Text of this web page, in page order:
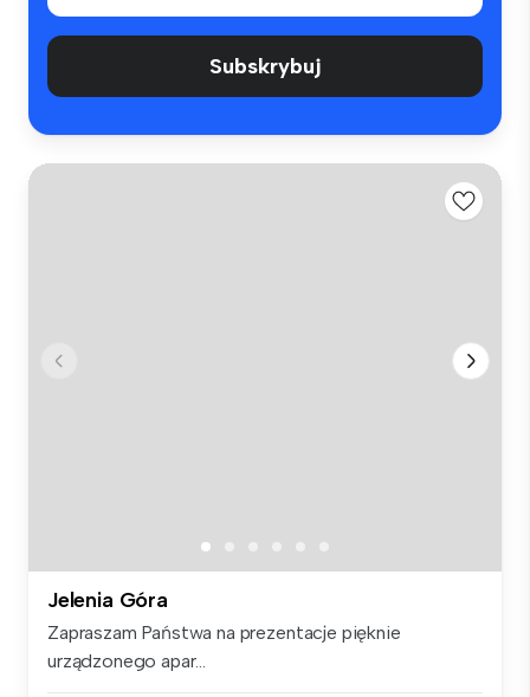
Subskrybuj
Jelenia Góra
Zapraszam Państwa na prezentacje pięknie
urządzonego apar...